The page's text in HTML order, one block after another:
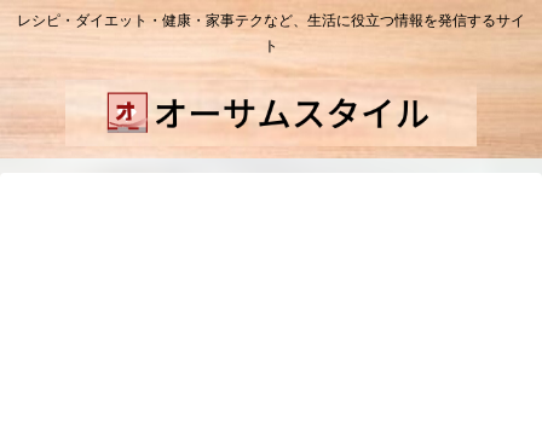
レシピ・ダイエット・健康・家事テクなど、生活に役立つ情報を発信するサイ
ト